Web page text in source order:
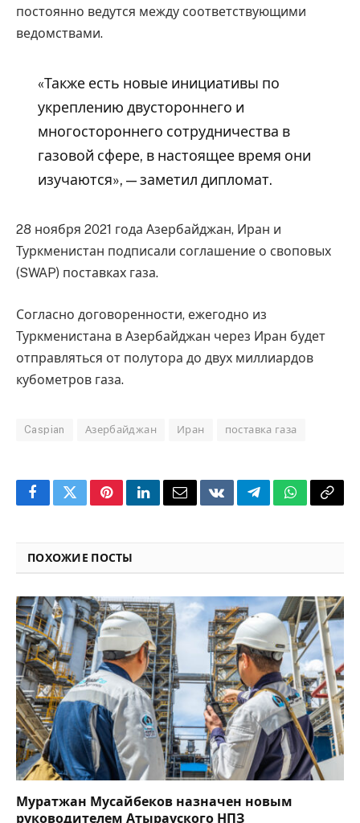
постоянно ведутся между соответствующими
ведомствами.
«Также есть новые инициативы по
укреплению двустороннего и
многостороннего сотрудничества в
газовой сфере, в настоящее время они
изучаются», — заметил дипломат.
28 ноября 2021 года Азербайджан, Иран и
Туркменистан подписали соглашение о своповых
(SWAP) поставках газа.
Согласно договоренности, ежегодно из
Туркменистана в Азербайджан через Иран будет
отправляться от полутора до двух миллиардов
кубометров газа.
Caspian Азербайджан Иран поставка газа
FacebookTwitterPinterestLinkedInEmailVKontakteTelegramWhatsApp
Copy
ПОХОЖИЕ ПОСТЫ
Муратжан Мусайбеков назначен новым
руководителем Атырауского НПЗ